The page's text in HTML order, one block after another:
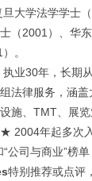
大学法学学士
（2001）、华
。
30年，长期从
法律服务，涵
施、TMT、展览
年起多次
“公司与商业”榜
特别推荐或点评